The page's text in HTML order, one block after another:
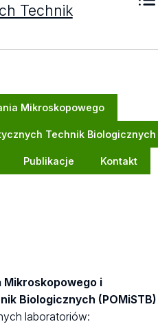
Technik
Mikroskopowego
Technik Biologicznych
Publikacje
Kontakt
Mikroskopowego i
Biologicznych (POMiSTB)
laboratoriów: